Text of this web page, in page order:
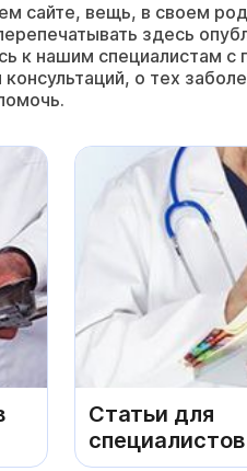
сайте, вещь, в своем
здесь
к нашим специалистам с
о тех
Статьи для
специалистов